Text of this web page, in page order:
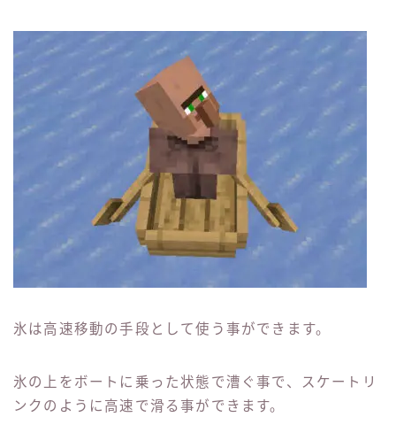
氷は高速移動の手段として使う事ができます。
氷の上をボートに乗った状態で漕ぐ事で、スケートリ
ンクのように高速で滑る事ができます。